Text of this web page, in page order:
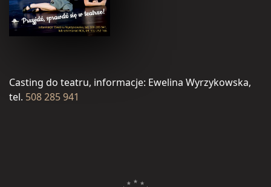
Casting do teatru, informacje: Ewelina Wyrzykowska,
tel. 508 285 941